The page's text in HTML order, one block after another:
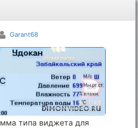
Garant68
типа виджета для